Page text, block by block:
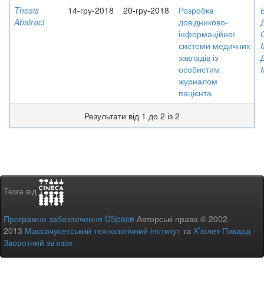
Thesis
Abstract
14-гру-2018 20-гру-2018
Розробка
довідниково-
інформаційної
системи медичних
закладів із
особистим
журналом
пацієнта
Результати від 1 до 2 із 2
Тема від
Програмне забезпечення DSpace Авторські права © 2002-
2013 Массачусетський технологічний інститутта Х’юлет Пакард -
Зворотний зв’язок